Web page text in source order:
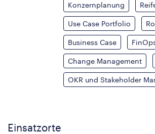
Konzernplanung
Use Case Portfolio
Business Case
Change Management
OKR und Stakeholder
Einsatzorte